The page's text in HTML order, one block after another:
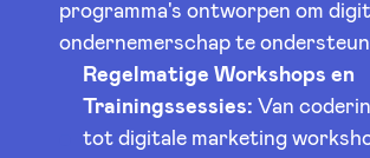
programma's ontworpen om
ondernemerschap te
Regelmatige Workshops en
Trainingssessies: Van
tot digitale marketing